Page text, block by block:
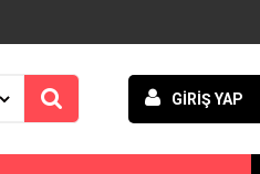
GİRİŞ YAP